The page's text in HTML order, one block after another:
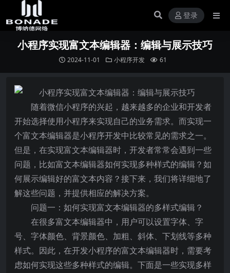
登录
小程序实现富文本编辑器：编辑与展示技巧
2024-11-01 小程序开发 61
随着微信小程序的兴起，越来越多的企业和开发者
开始选择使用小程序来实现自己的业务需求。而实现一
个富文本编辑器是小程序开发中比较常见的需求之一。
但是，在实现富文本编辑器时，开发者常常会遇到一些
问题，比如富文本编辑器如何实现多种样式的编辑？如
何展示编辑好的富文本内容？接下来，我们将详细地了
解这些问题，并提供相应的解决方案。
问题一：如何实现富文本编辑器的多样式编辑？
在很多富文本编辑器中，用户可以设置字体、字
号、字体颜色、背景颜色、加粗、斜体、下划线等多种
样式。因此，在开发小程序的富文本编辑器时，需要考
虑如何实现这些多种样式的编辑。下面是一些实现多样